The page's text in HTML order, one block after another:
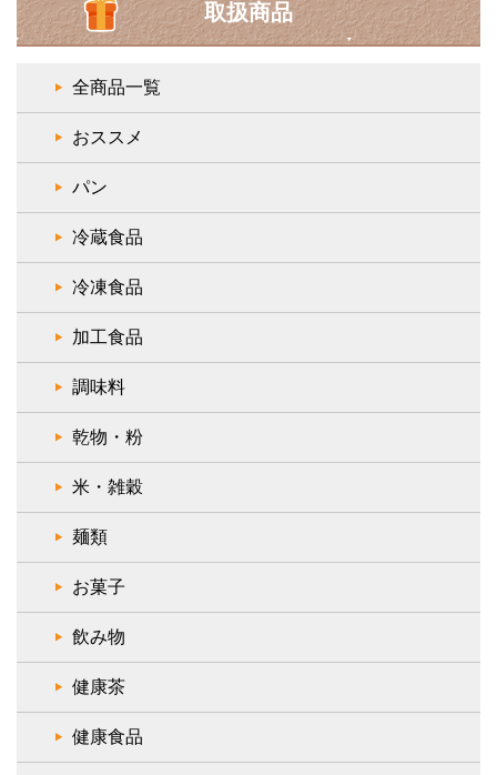
取扱商品
全商品一覧
おススメ
パン
冷蔵食品
冷凍食品
加工食品
調味料
乾物・粉
米・雑穀
麺類
お菓子
飲み物
健康茶
健康食品